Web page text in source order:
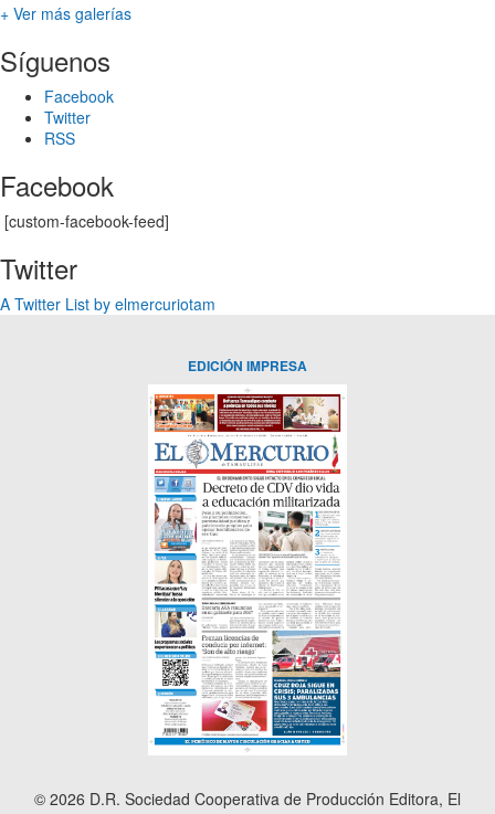
+ Ver más galerías
Síguenos
Facebook
Twitter
RSS
Facebook
[custom-facebook-feed]
Twitter
A Twitter List by elmercuriotam
EDICIÓN IMPRESA
© 2026 D.R. Sociedad Cooperativa de Producción Editora, El